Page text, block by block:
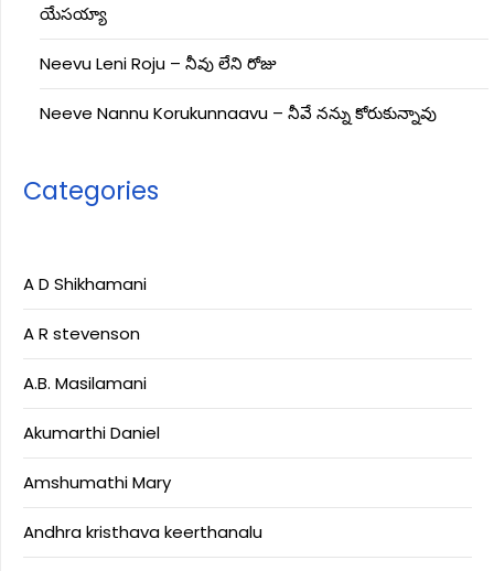
యేసయ్యా
Neevu Leni Roju – నీవు లేని రోజు
Neeve Nannu Korukunnaavu – నీవే నన్ను కోరుకున్నావు
Categories
A D Shikhamani
A R stevenson
A.B. Masilamani
Akumarthi Daniel
Amshumathi Mary
Andhra kristhava keerthanalu